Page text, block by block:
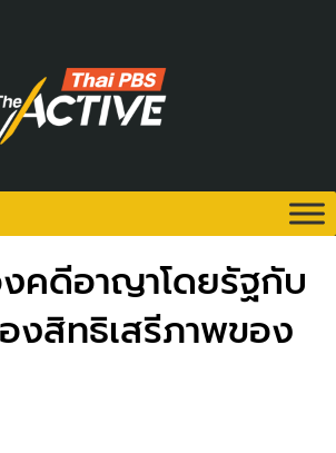
คดีอาญาโดยรัฐกับ
งสิทธิเสรีภาพของ